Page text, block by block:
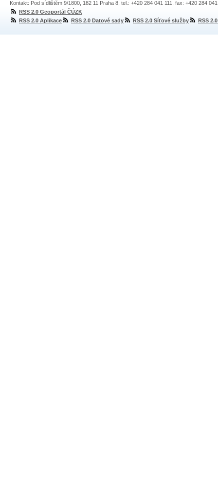
Kontakt: Pod sídlištěm 9/1800, 182 11 Praha 8, tel.: +420 284 041 111, fax: +420 284
RSS 2.0 Geoportál ČÚZK
RSS 2.0 Aplikace
RSS 2.0 Datové sady RSS 2.0 Síťové služby RSS